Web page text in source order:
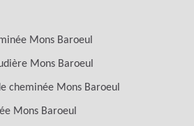
Mons Baroeul
Mons Baroeul
cheminée Mons Baroeul
Mons Baroeul